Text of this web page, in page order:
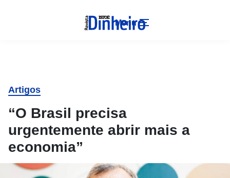
Menu
Artigos
“O Brasil precisa
urgentemente abrir mais a
economia”